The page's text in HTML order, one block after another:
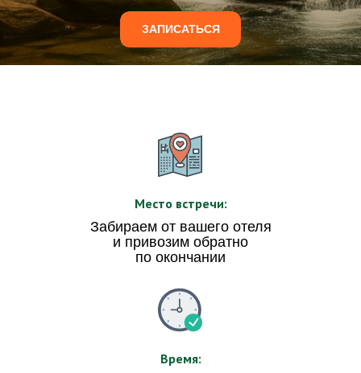
ЗАПИСАТЬСЯ
Забираем от вашего отеля
и привозим обратно
по окончании
Место встречи:
Время: